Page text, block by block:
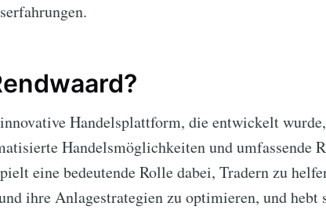
Handelsplattform, die entwickelt
Handelsmöglichkeiten und umfassende
eine bedeutende Rolle dabei, Tradern zu
ihre Anlagestrategien zu optimieren, und hebt